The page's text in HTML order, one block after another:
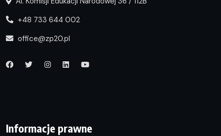
+48 733 644 002
office@zp20.pl
Informacje prawne